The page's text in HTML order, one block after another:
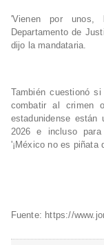
'Vienen por unos,
Departamento de
dijo la mandataria.
También cuestionó
combatir al crimen
estadunidense
2026 e incluso
'¡México no es piñata
Fuente: https://